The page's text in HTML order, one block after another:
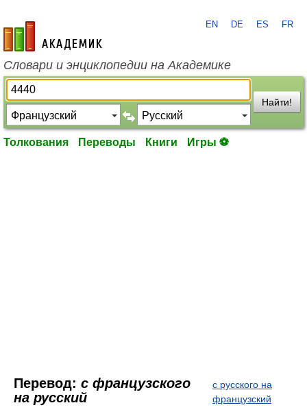
academic.ru
EN DE ES FR
Словари и энциклопедии на Академике
Найти!
Толкования Переводы Книги Игры ⚽
Перевод: с французского
на русский
с русского на
французский